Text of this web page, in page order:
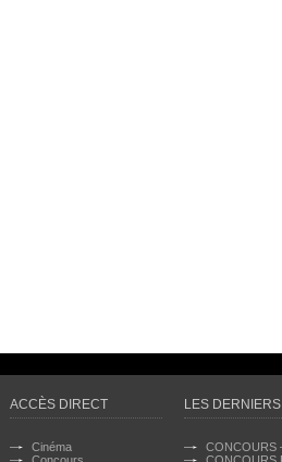
ACCÈS DIRECT
Cinéma
LES
CONCOURS